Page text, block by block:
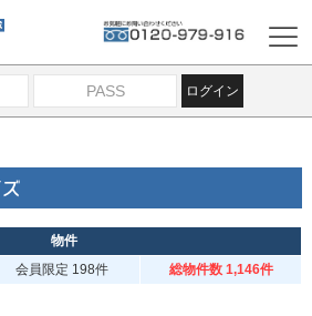
ログイン
物件
会員限定 198件 総物件数 1,146件